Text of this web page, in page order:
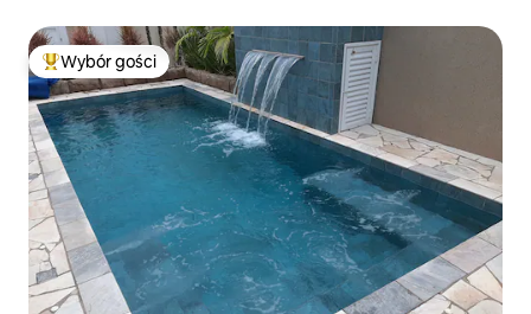
Najpopularniejsze z kategorii Wybór gości
Wybór gości